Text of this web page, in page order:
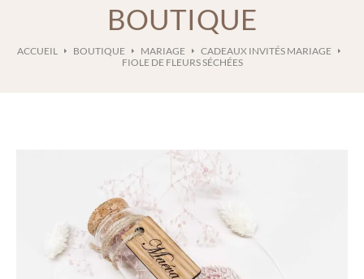
BOUTIQUE
ACCUEIL BOUTIQUE MARIAGE
CADEAUX INVITÉS MARIAGE
FIOLE DE FLEURS SÉCHÉES